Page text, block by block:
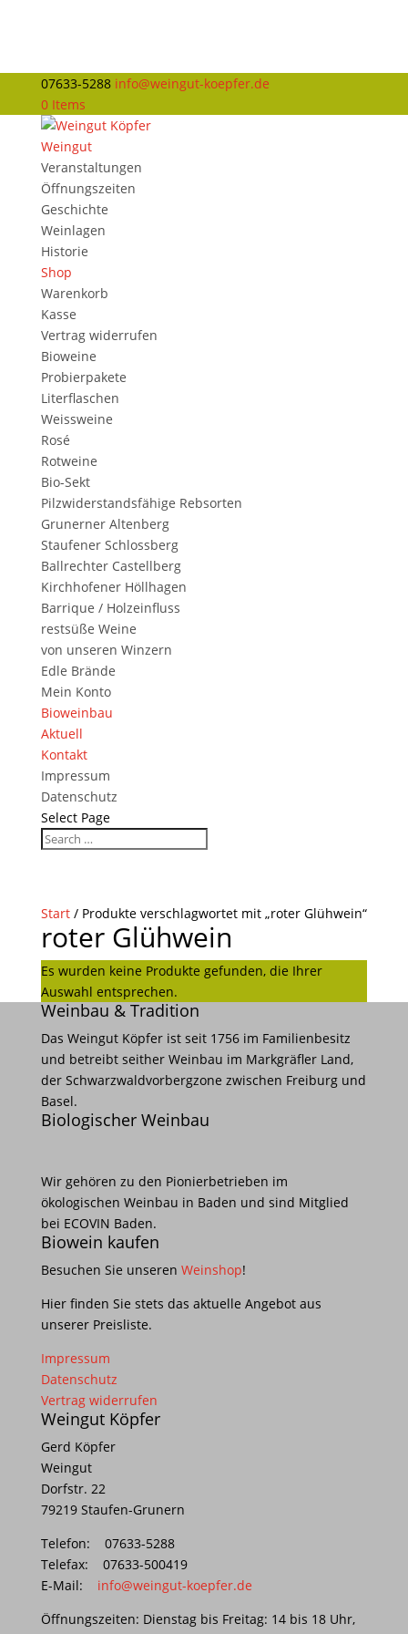
07633-5288 info@weingut-koepfer.de
0 Items
Weingut
Veranstaltungen
Öffnungszeiten
Geschichte
Weinlagen
Historie
Shop
Warenkorb
Kasse
Vertrag widerrufen
Bioweine
Probierpakete
Literflaschen
Weissweine
Rosé
Rotweine
Bio-Sekt
Pilzwiderstandsfähige Rebsorten
Grunerner Altenberg
Staufener Schlossberg
Ballrechter Castellberg
Kirchhofener Höllhagen
Barrique / Holzeinfluss
restsüße Weine
von unseren Winzern
Edle Brände
Mein Konto
Bioweinbau
Aktuell
Kontakt
Impressum
Datenschutz
Select Page
Start/ Produkte verschlagwortet mit „roter Glühwein“
roter Glühwein
Es wurden keine Produkte gefunden, die Ihrer
Auswahl entsprechen.
Weinbau & Tradition
Das Weingut Köpfer ist seit 1756 im Familienbesitz
und betreibt seither Weinbau im Markgräfler Land,
der Schwarzwaldvorbergzone zwischen Freiburg und
Basel.
Biologischer Weinbau
Wir gehören zu den Pionierbetrieben im
ökologischen Weinbau in Baden und sind Mitglied
bei ECOVIN Baden.
Biowein kaufen
Besuchen Sie unseren Weinshop!
Hier finden Sie stets das aktuelle Angebot aus
unserer Preisliste.
Impressum
Datenschutz
Vertrag widerrufen
Weingut Köpfer
Gerd Köpfer
Weingut
Dorfstr. 22
79219 Staufen-Grunern
Telefon: 07633-5288
Telefax: 07633-500419
E-Mail: info@weingut-koepfer.de
Öffnungszeiten: Dienstag bis Freitag: 14 bis 18 Uhr,